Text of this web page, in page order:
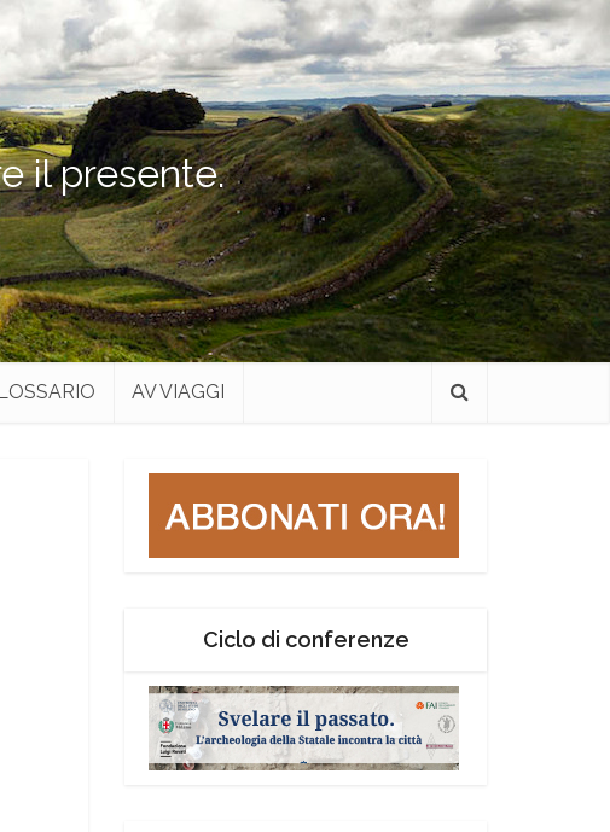
il presente.
AV VIAGGI
Ciclo di conferenze